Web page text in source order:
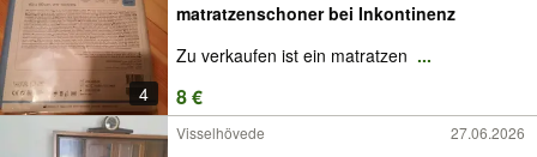
4
matratzenschoner bei Inkontinenz
Zu verkaufen ist ein matratzen ...
8 €
Visselhövede 27.06.2026